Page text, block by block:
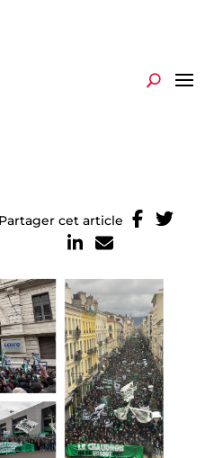
Partager cet article